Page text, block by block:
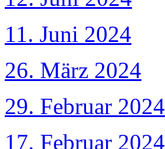
11. Juni 2024
26. März 2024
29. Februar 2024
17. Februar 2024